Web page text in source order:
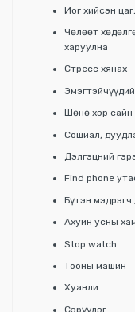
Иог хийсэн
Чөлөөт
харуулна
Стресс хянах
Шөнө хэр сайн
Сошиал,
Дэлгэцний
Find phone
Бүтэн
Ахуйн усны
Stop watch
Тооны машин
Хуанли
Сэрүүлэг